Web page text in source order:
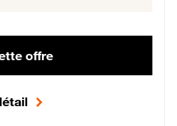
offre